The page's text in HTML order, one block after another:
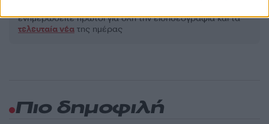
ενημερωθείτε πρώτοι για όλη την ειδησεογραφία και τα
τελευταία νέα της ημέρας
Πιο δημοφιλή